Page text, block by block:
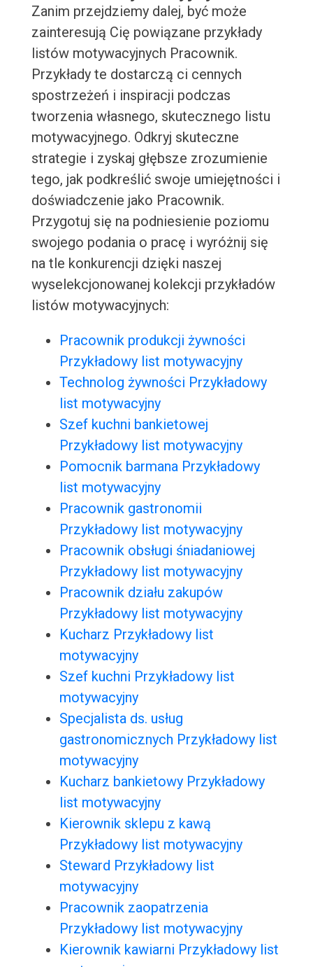
Zanim przejdziemy dalej, być może
zainteresują Cię powiązane przykłady
listów motywacyjnych Pracownik.
Przykłady te dostarczą ci cennych
spostrzeżeń i inspiracji podczas
tworzenia własnego, skutecznego listu
motywacyjnego. Odkryj skuteczne
strategie i zyskaj głębsze zrozumienie
tego, jak podkreślić swoje umiejętności i
doświadczenie jako Pracownik.
Przygotuj się na podniesienie poziomu
swojego podania o pracę i wyróżnij się
na tle konkurencji dzięki naszej
wyselekcjonowanej kolekcji przykładów
listów motywacyjnych:
Pracownik produkcji żywności
Przykładowy list motywacyjny
Technolog żywności Przykładowy
list motywacyjny
Szef kuchni bankietowej
Przykładowy list motywacyjny
Pomocnik barmana Przykładowy
list motywacyjny
Pracownik gastronomii
Przykładowy list motywacyjny
Pracownik obsługi śniadaniowej
Przykładowy list motywacyjny
Pracownik działu zakupów
Przykładowy list motywacyjny
Kucharz Przykładowy list
motywacyjny
Szef kuchni Przykładowy list
motywacyjny
Specjalista ds. usług
gastronomicznych Przykładowy list
motywacyjny
Kucharz bankietowy Przykładowy
list motywacyjny
Kierownik sklepu z kawą
Przykładowy list motywacyjny
Steward Przykładowy list
motywacyjny
Pracownik zaopatrzenia
Przykładowy list motywacyjny
Kierownik kawiarni Przykładowy list